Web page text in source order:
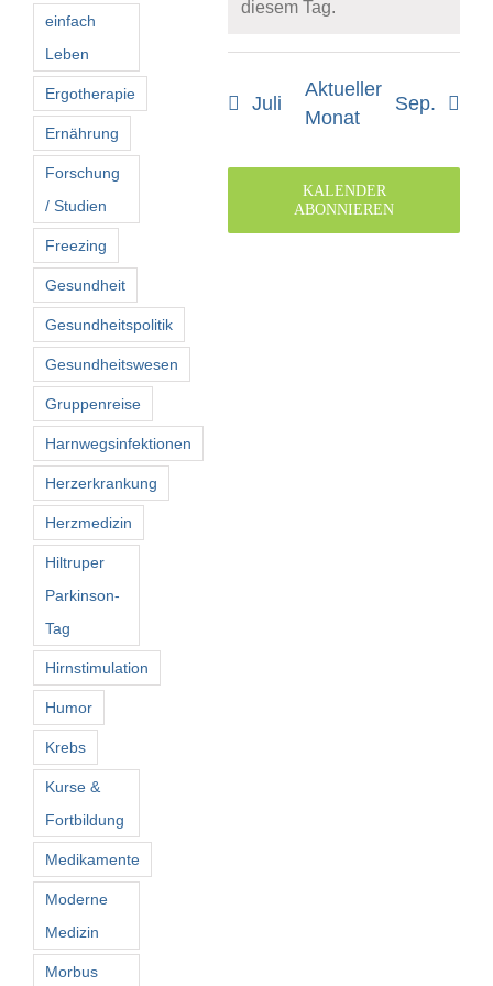
diesem Tag.
Juli
Aktueller
Monat
Sep.
KALENDER
ABONNIEREN
einfach
Leben
Ergotherapie
Ernährung
Forschung
/ Studien
Freezing
Gesundheit
Gesundheitspolitik
Gesundheitswesen
Gruppenreise
Harnwegsinfektionen
Herzerkrankung
Herzmedizin
Hiltruper
Parkinson-
Tag
Hirnstimulation
Humor
Krebs
Kurse &
Fortbildung
Medikamente
Moderne
Medizin
Morbus